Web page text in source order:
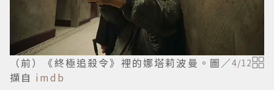
（前）《終極追殺令》裡的娜塔莉波曼。圖／
擷自 imdb
4/12